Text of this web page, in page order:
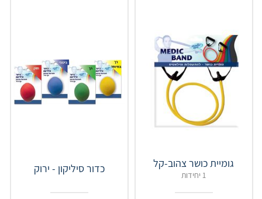
גומיית כושר צהוב-קל
1 יחידות כדור סיליקון - ירוק